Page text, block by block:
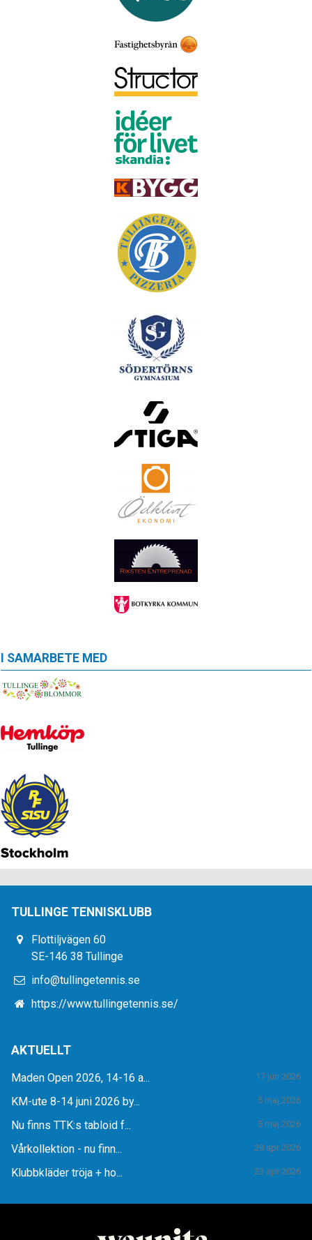
I SAMARBETE MED
TULLINGE TENNISKLUBB
Flottiljvägen 60
SE-146 38 Tullinge
info@tullingetennis.se
https://www.tullingetennis.se/
AKTUELLT
Maden Open 2026, 14-16 a... 17 jun 2026
KM-ute 8-14 juni 2026 by... 5 maj 2026
Nu finns TTK:s tabloid f... 5 maj 2026
Vårkollektion - nu finn... 28 apr 2026
Klubbkläder tröja + ho... 23 apr 2026